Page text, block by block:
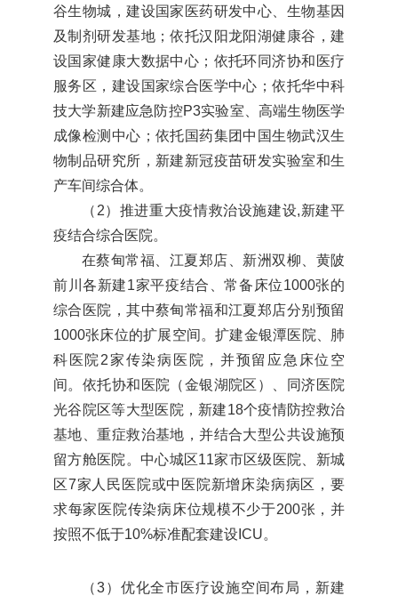
谷生物城，建设国家医药研发中心、生物基因
及制剂研发基地；依托汉阳龙阳湖健康谷，建
设国家健康大数据中心；依托环同济协和医疗
服务区，建设国家综合医学中心；依托华中科
技大学新建应急防控P3实验室、高端生物医学
成像检测中心；依托国药集团中国生物武汉生
物制品研究所，新建新冠疫苗研发实验室和生
产车间综合体。
（2）推进重大疫情救治设施建设,新建平
疫结合综合医院。
在蔡甸常福、江夏郑店、新洲双柳、黄陂
前川各新建1家平疫结合、常备床位1000张的
综合医院，其中蔡甸常福和江夏郑店分别预留
1000张床位的扩展空间。扩建金银潭医院、肺
科医院2家传染病医院，并预留应急床位空
间。依托协和医院（金银湖院区）、同济医院
光谷院区等大型医院，新建18个疫情防控救治
基地、重症救治基地，并结合大型公共设施预
留方舱医院。中心城区11家市区级医院、新城
区7家人民医院或中医院新增床染病病区，要
求每家医院传染病床位规模不少于200张，并
按照不低于10%标准配套建设ICU。
（3）优化全市医疗设施空间布局，新建